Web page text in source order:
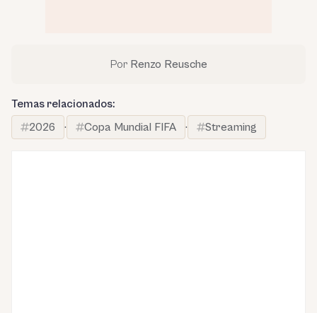
Por Renzo Reusche
Temas relacionados:
2026
· Copa Mundial FIFA · Streaming